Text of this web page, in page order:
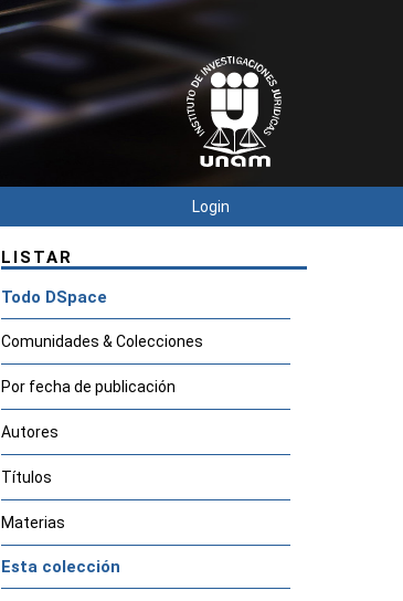
Login
LISTAR
Todo DSpace
Comunidades & Colecciones
Por fecha de publicación
Autores
Títulos
Materias
Esta colección